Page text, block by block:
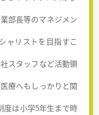
部長等のマネジメン
ャリストを目指すこ
スタッフなど活動領
療へもしっかりと関
度は小学5年生まで時